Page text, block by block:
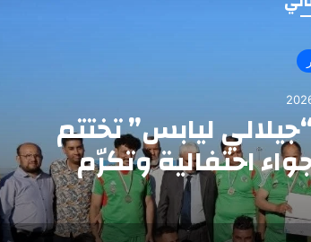
وطهران على “أجهزة
الإيراني والتوتر